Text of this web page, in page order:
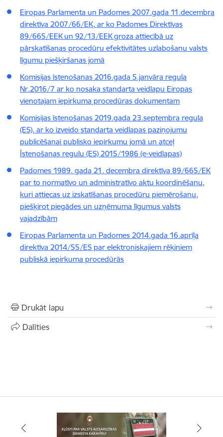
Eiropas Parlamenta un Padomes 2007.gada 11.decembra
direktīva 2007/66/EK, ar ko Padomes Direktīvas
89/665/EEK un 92/13/EEK groza attiecībā uz
pārskatīšanas procedūru efektivitātes uzlabošanu valsts
līgumu piešķiršanas jomā
Komisijas īstenošanas 2016.gada 5.janvāra regula
Nr.2016/7 ar ko nosaka standarta veidlapu Eiropas
vienotajam iepirkuma procedūras dokumentam
Komisijas īstenošanas 2019.gada 23.septembra regula
(ES), ar ko izveido standarta veidlapas paziņojumu
publicēšanai publisko iepirkumu jomā un atceļ
Īstenošanas regulu (ES) 2015/1986 (e-veidlapas)
Padomes 1989. gada 21. decembra direktīva 89/665/EK
par to normatīvo un administratīvo aktu koordinēšanu,
kuri attiecas uz izskatīšanas procedūru piemērošanu,
piešķirot piegādes un uzņēmuma līgumus valsts
vajadzībām
Eiropas Parlamenta un Padomes 2014.gada 16.aprīļa
direktīva 2014/55/ES par elektroniskajiem rēķiniem
publiskā iepirkuma procedūrās
Drukāt lapu
Dalīties